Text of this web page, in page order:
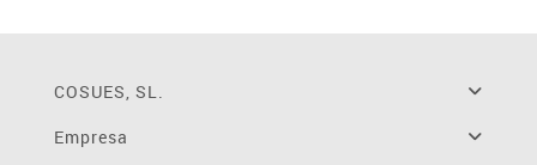
COSUES, SL.
Empresa